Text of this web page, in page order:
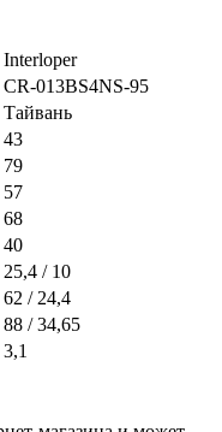
Interloper
CR-013BS4NS-95
Тайвань
43
79
57
68
40
25,4 / 10
62 / 24,4
88 / 34,65
3,1